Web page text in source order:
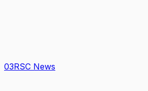
03RSC News